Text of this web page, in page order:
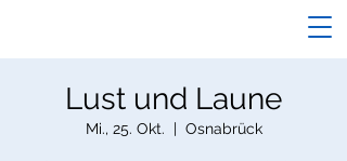
Lust und Laune
Mi., 25. Okt.
  |
Osnabrück